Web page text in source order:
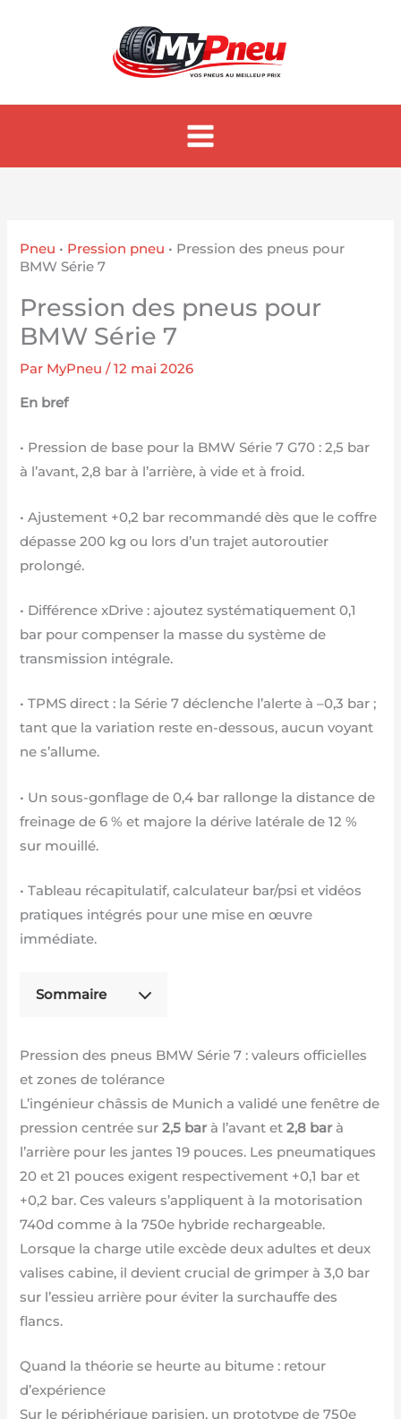
Pneu • Pression pneu • Pression des pneus pour
BMW Série 7
Pression des pneus pour
BMW Série 7
Par MyPneu/12 mai 2026
En bref
• Pression de base pour la BMW Série 7 G70 : 2,5 bar
à l’avant, 2,8 bar à l’arrière, à vide et à froid.
• Ajustement +0,2 bar recommandé dès que le coffre
dépasse 200 kg ou lors d’un trajet autoroutier
prolongé.
• Différence xDrive : ajoutez systématiquement 0,1
bar pour compenser la masse du système de
transmission intégrale.
• TPMS direct : la Série 7 déclenche l’alerte à –0,3 bar ;
tant que la variation reste en-dessous, aucun voyant
ne s’allume.
• Un sous-gonflage de 0,4 bar rallonge la distance de
freinage de 6 % et majore la dérive latérale de 12 %
sur mouillé.
• Tableau récapitulatif, calculateur bar/psi et vidéos
pratiques intégrés pour une mise en œuvre
immédiate.
Sommaire
Pression des pneus BMW Série 7 : valeurs officielles
et zones de tolérance
L’ingénieur châssis de Munich a validé une fenêtre de
pression centrée sur2,5 barà l’avant et2,8 barà
l’arrière pour les jantes 19 pouces. Les pneumatiques
20 et 21 pouces exigent respectivement +0,1 bar et
+0,2 bar. Ces valeurs s’appliquent à la motorisation
740d comme à la 750e hybride rechargeable.
Lorsque la charge utile excède deux adultes et deux
valises cabine, il devient crucial de grimper à 3,0 bar
sur l’essieu arrière pour éviter la surchauffe des
flancs.
Quand la théorie se heurte au bitume : retour
d’expérience
Sur le périphérique parisien, un prototype de 750e